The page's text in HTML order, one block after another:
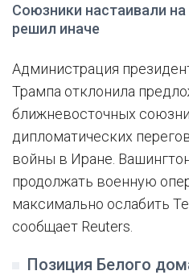
Союзники настаивали
решил иначе
Администрация
Трампа отклонила
ближневосточных
дипломатических
войны в Иране.
продолжать военную
максимально ослабить
сообщает Reuters.
Позиция Белого